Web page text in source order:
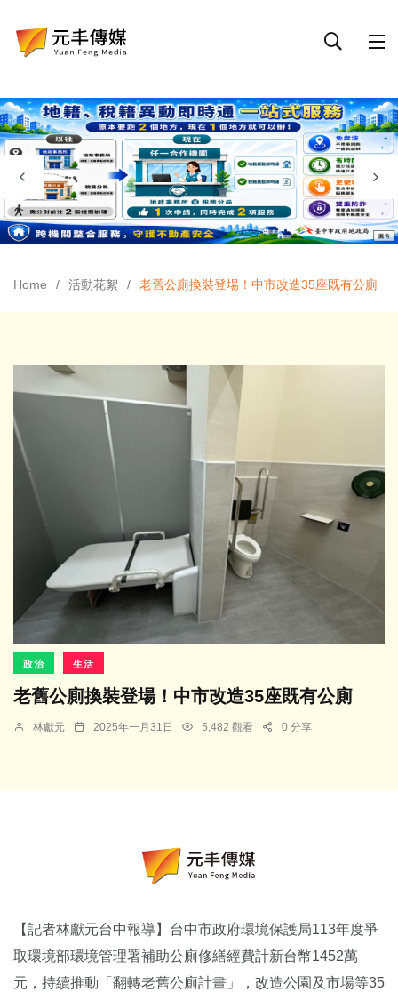
Home 活動花絮 老舊公廁換裝登場！中市改造35座既有公廁
政治 生活
老舊公廁換裝登場！中市改造35座既有公廁
林獻元 2025年一月31日 5,482 觀看 0 分享
【記者林獻元台中報導】台中市政府環境保護局113年度爭
取環境部環境管理署補助公廁修繕經費計新台幣1452萬
元，持續推動「翻轉老舊公廁計畫」，改造公園及市場等35